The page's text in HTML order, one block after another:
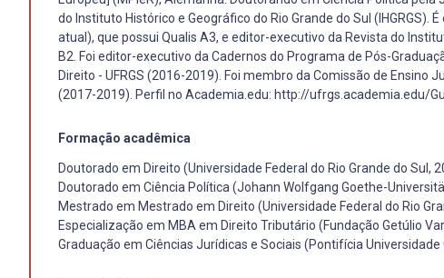
do Instituto Histórico e Geográfico do Rio Grande do Sul
atual), que possui Qualis A3, e editor-executivo da Revista do
B2. Foi editor-executivo da Cadernos do Programa de Pós-
Direito - UFRGS (2016-2019). Foi membro da Comissão de Ensino
(2017-2019). Perfil no Academia.edu: http://ufrgs.academia.edu/
Formação acadêmica
Doutorado em Direito (Universidade Federal do Rio Grande do Sul,
Doutorado em Ciência Política (Johann Wolfgang Goethe-
Mestrado em Mestrado em Direito (Universidade Federal do Rio
Especialização em MBA em Direito Tributário (Fundação Getúlio
Graduação em Ciências Jurídicas e Sociais (Pontifícia Universidade